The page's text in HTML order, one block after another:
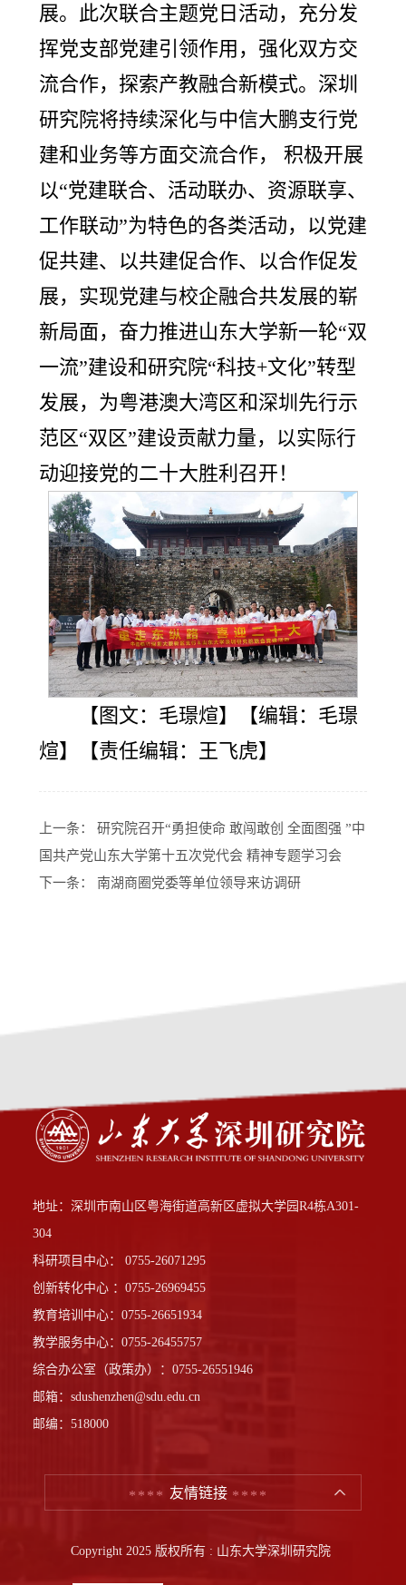
展。此次联合主题党日活动，充分发
挥党支部党建引领作用，强化双方交
流合作，探索产教融合新模式。深圳
研究院将持续深化与中信大鹏支行党
建和业务等方面交流合作， 积极开展
以“党建联合、活动联办、资源联享、
工作联动”为特色的各类活动，以党建
促共建、以共建促合作、以合作促发
展，实现党建与校企融合共发展的崭
新局面，奋力推进山东大学新一轮“双
一流”建设和研究院“科技+文化”转型
发展，为粤港澳大湾区和深圳先行示
范区“双区”建设贡献力量，以实际行
动迎接党的二十大胜利召开！
【图文：毛璟煊】【编辑：毛璟
煊】【责任编辑：王飞虎】
上一条： 研究院召开“勇担使命 敢闯敢创 全面图强 ”中
国共产党山东大学第十五次党代会 精神专题学习会
下一条： 南湖商圈党委等单位领导来访调研
地址：深圳市南山区粤海街道高新区虚拟大学园R4栋A301-
304
科研项目中心： 0755-26071295
创新转化中心 ：0755-26969455
教育培训中心：0755-26651934
教学服务中心：0755-26455757
综合办公室（政策办）：0755-26551946
邮箱：sdushenzhen@sdu.edu.cn
邮编：518000
友情链接
Copyright 2025 版权所有 : 山东大学深圳研究院